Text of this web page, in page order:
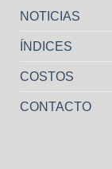
NOTICIAS
ÍNDICES
COSTOS
CONTACTO